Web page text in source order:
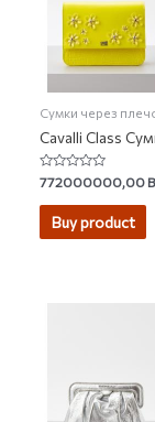
Сумки через
Cavalli Class
Rated
0
out
772000000,00
Buy product